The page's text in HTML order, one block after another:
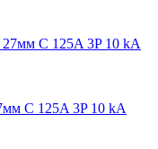
C 125A 3P 10 kA